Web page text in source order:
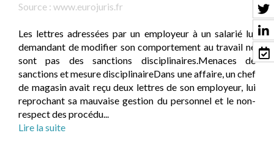
Source : www.eurojuris.fr
Les lettres adressées par un employeur à un salarié lui
demandant de modifier son comportement au travail ne
sont pas des sanctions disciplinaires.Menaces de
sanctions et mesure disciplinaireDans une affaire, un chef
de magasin avait reçu deux lettres de son employeur, lui
reprochant sa mauvaise gestion du personnel et le non-
respect des procédu...
Lire la suite